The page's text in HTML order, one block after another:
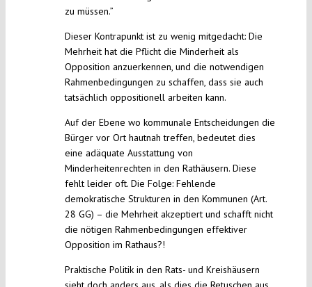
zu müssen.”
Dieser Kontrapunkt ist zu wenig mitgedacht: Die
Mehrheit hat die Pflicht die Minderheit als
Opposition anzuerkennen, und die notwendigen
Rahmenbedingungen zu schaffen, dass sie auch
tatsächlich oppositionell arbeiten kann.
Auf der Ebene wo kommunale Entscheidungen die
Bürger vor Ort hautnah treffen, bedeutet dies
eine adäquate Ausstattung von
Minderheitenrechten in den Rathäusern. Diese
fehlt leider oft. Die Folge: Fehlende
demokratische Strukturen in den Kommunen (Art.
28 GG) – die Mehrheit akzeptiert und schafft nicht
die nötigen Rahmenbedingungen effektiver
Opposition im Rathaus?!
Praktische Politik in den Rats- und Kreishäusern